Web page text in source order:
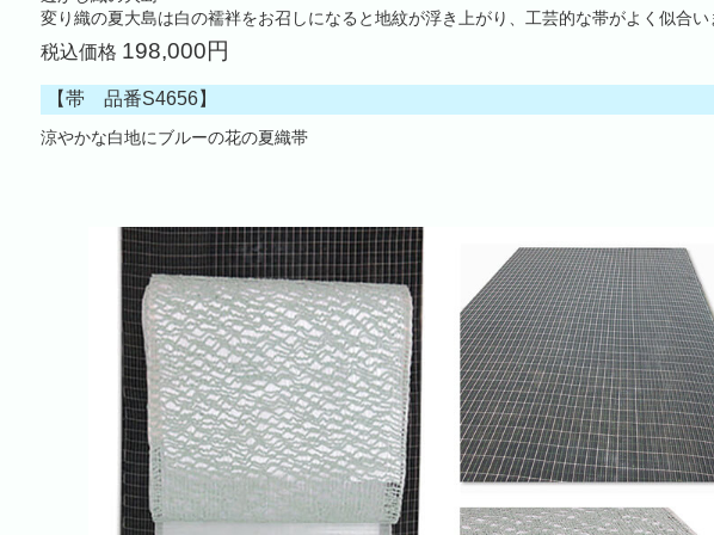
変り織の夏大島は白の襦袢をお召しになると地紋が浮き上がり、工芸的な帯がよく似合い
税込価格 198,000円
【帯 品番S4656】
涼やかな白地にブルーの花の夏織帯